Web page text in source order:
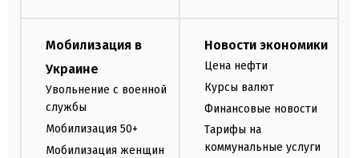
Мобилизация в
Украине
Увольнение с военной
службы
Мобилизация 50+
Мобилизация женщин
Новости экономики
Цена нефти
Курсы валют
Финансовые новости
Тарифы на
коммунальные услуги